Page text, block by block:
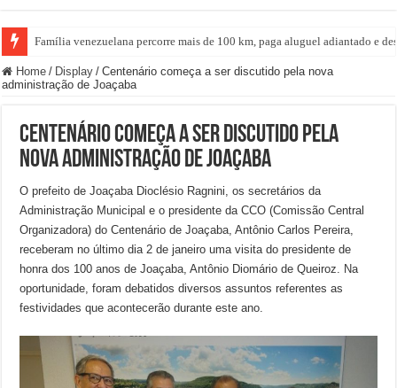
Família venezuelana percorre mais de 100 km, paga aluguel adiantado e
Home / Display / Centenário começa a ser discutido pela nova
administração de Joaçaba
Centenário começa a ser discutido pela
nova administração de Joaçaba
O prefeito de Joaçaba Dioclésio Ragnini, os secretários da
Administração Municipal e o presidente da CCO (Comissão Central
Organizadora) do Centenário de Joaçaba, Antônio Carlos Pereira,
receberam no último dia 2 de janeiro uma visita do presidente de
honra dos 100 anos de Joaçaba, Antônio Diomário de Queiroz. Na
oportunidade, foram debatidos diversos assuntos referentes as
festividades que acontecerão durante este ano.